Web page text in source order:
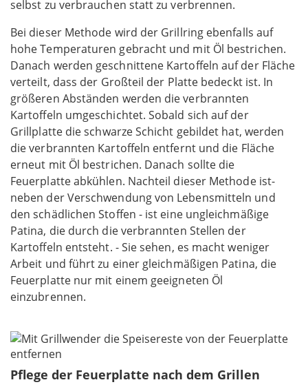
selbst zu verbrauchen statt zu verbrennen.
Bei dieser Methode wird der Grillring ebenfalls auf
hohe Temperaturen gebracht und mit Öl bestrichen.
Danach werden geschnittene Kartoffeln auf der Fläche
verteilt, dass der Großteil der Platte bedeckt ist. In
größeren Abständen werden die verbrannten
Kartoffeln umgeschichtet. Sobald sich auf der
Grillplatte die schwarze Schicht gebildet hat, werden
die verbrannten Kartoffeln entfernt und die Fläche
erneut mit Öl bestrichen. Danach sollte die
Feuerplatte abkühlen. Nachteil dieser Methode ist-
neben der Verschwendung von Lebensmitteln und
den schädlichen Stoffen - ist eine ungleichmäßige
Patina, die durch die verbrannten Stellen der
Kartoffeln entsteht. - Sie sehen, es macht weniger
Arbeit und führt zu einer gleichmäßigen Patina, die
Feuerplatte nur mit einem geeigneten Öl
einzubrennen.
Pflege der Feuerplatte nach dem Grillen